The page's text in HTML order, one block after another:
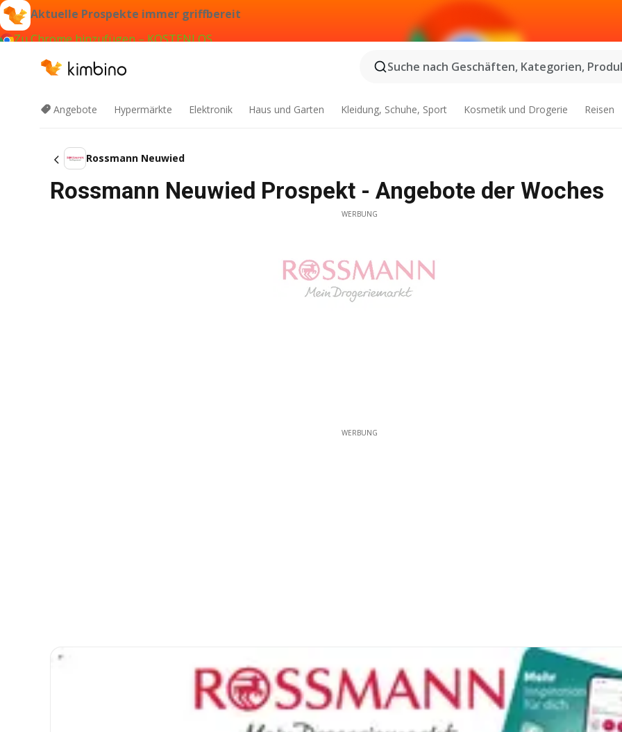
Aktuelle Prospekte immer griffbereit
Zu Chrome hinzufügen – KOSTENLOS
Suche nach Geschäften, Kategorien,
Angebote Hypermärkte Elektronik Haus und Garten Kleidung, Schuhe, Sport Kosmetik und Drogerie Reisen
Rossmann Neuwied
Rossmann Neuwied Prospekt - Angebote der Woches
WERBUNG
WERBUNG